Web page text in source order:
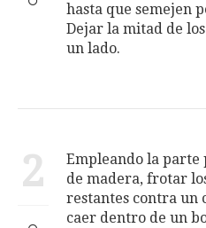
hasta que semejen
Dejar la mitad de
un lado.
2
Empleando la parte
de madera, frotar
restantes con­tra un
caer dentro de un